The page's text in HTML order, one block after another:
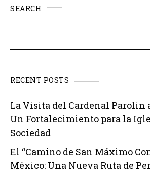
SEARCH
RECENT POSTS
La Visita del Cardenal Parolin
Un Fortalecimiento para la
Sociedad
El “Camino de San Máximo
México: Una Nueva Ruta de